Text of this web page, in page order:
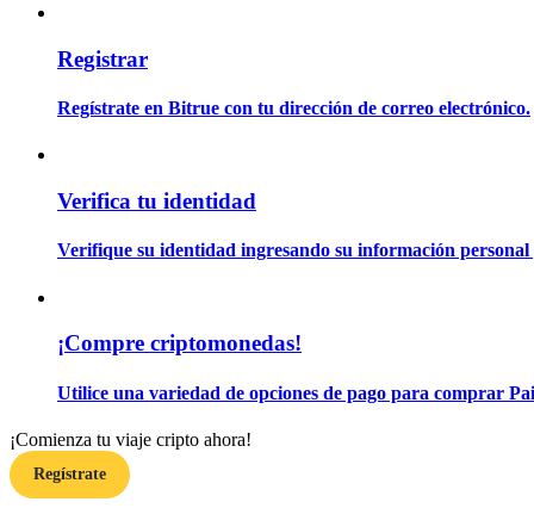
Información
Análisis de big data que incluye información comercial, etc.
Guía
Registrar
Regístrate en Bitrue con tu dirección de correo electrónico.
Verifica tu identidad
Verifique su identidad ingresando su información
¡Compre criptomonedas!
Utilice una variedad de opciones de pago para comprar
¡Comienza tu viaje cripto ahora!
Regístrate